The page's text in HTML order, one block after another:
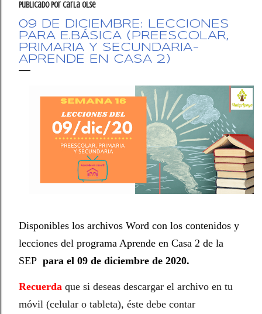
Publicado por Carla OlSe
09 DE DICIEMBRE: LECCIONES
PARA E.BÁSICA (PREESCOLAR,
PRIMARIA Y SECUNDARIA-
APRENDE EN CASA 2)
Disponibles los archivos Word con los contenidos y
lecciones del programa Aprende en Casa 2 de la
SEP para el 09 de diciembre de 2020.
Recuerda que si deseas descargar el archivo en tu
móvil (celular o tableta), éste debe contar